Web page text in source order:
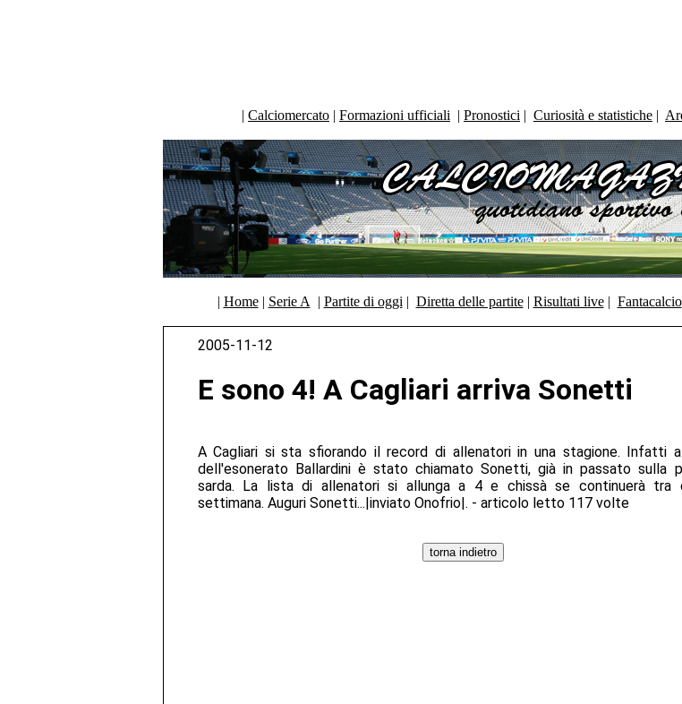
| Calciomercato | Formazioni ufficiali | Pronostici | Curiosità e statistiche |
| Home| Serie A | Partite di oggi | Diretta delle partite| Risultati live| Fantacalcio
2005-11-12
E sono 4! A Cagliari arriva Sonetti
A Cagliari si sta sfiorando il record di allenatori in una stagione. Infatti
dell'esonerato Ballardini è stato chiamato Sonetti, già in passato sulla
sarda. La lista di allenatori si allunga a 4 e chissà se continuerà tra
settimana. Auguri Sonetti...|inviato Onofrio|. - articolo letto 117 volte